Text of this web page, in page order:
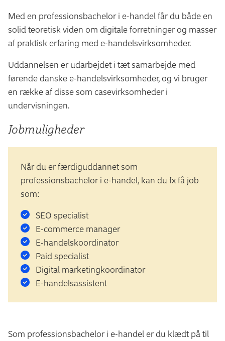
Med en professionsbachelor i e-handel får du både en
solid teoretisk viden om digitale forretninger og masser
af praktisk erfaring med e-handelsvirksomheder.
Uddannelsen er udarbejdet i tæt samarbejde med
førende danske e-handelsvirksomheder, og vi bruger
en række af disse som casevirksomheder i
undervisningen.
Jobmuligheder
Når du er færdiguddannet som
professionsbachelor i e-handel, kan du fx få job
som:
SEO specialist
E-commerce manager
E-handelskoordinator
Paid specialist
Digital marketingkoordinator
E-handelsassistent
Som professionsbachelor i e-handel er du klædt på til